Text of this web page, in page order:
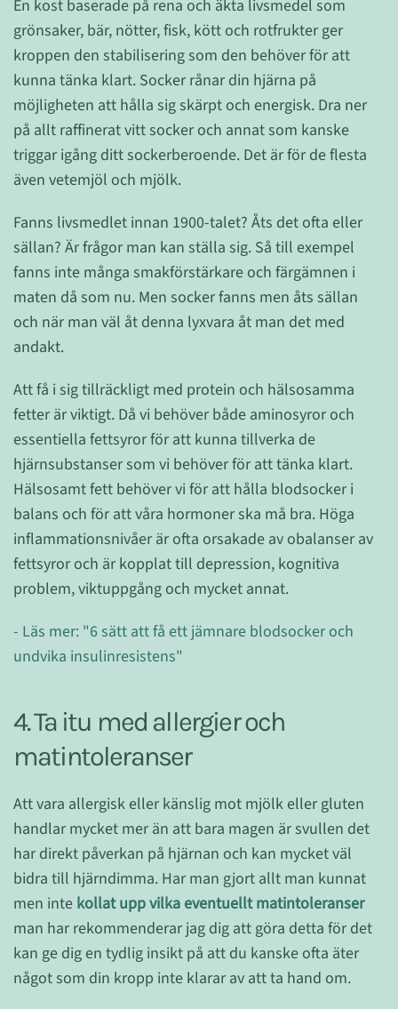
En kost baserade på rena och äkta livsmedel som
grönsaker, bär, nötter, fisk, kött och rotfrukter ger
kroppen den stabilisering som den behöver för att
kunna tänka klart. Socker rånar din hjärna på
möjligheten att hålla sig skärpt och energisk. Dra ner
på allt raffinerat vitt socker och annat som kanske
triggar igång ditt sockerberoende. Det är för de flesta
även vetemjöl och mjölk.
Fanns livsmedlet innan 1900-talet? Åts det ofta eller
sällan? Är frågor man kan ställa sig. Så till exempel
fanns inte många smakförstärkare och färgämnen i
maten då som nu. Men socker fanns men åts sällan
och när man väl åt denna lyxvara åt man det med
andakt.
Att få i sig tillräckligt med protein och hälsosamma
fetter är viktigt. Då vi behöver både aminosyror och
essentiella fettsyror för att kunna tillverka de
hjärnsubstanser som vi behöver för att tänka klart.
Hälsosamt fett behöver vi för att hålla blodsocker i
balans och för att våra hormoner ska må bra. Höga
inflammationsnivåer är ofta orsakade av obalanser av
fettsyror och är kopplat till depression, kognitiva
problem, viktuppgång och mycket annat.
- Läs mer: "6 sätt att få ett jämnare blodsocker och
undvika insulinresistens"
4. Ta itu med allergier och
matintoleranser
Att vara allergisk eller känslig mot mjölk eller gluten
handlar mycket mer än att bara magen är svullen det
har direkt påverkan på hjärnan och kan mycket väl
bidra till hjärndimma. Har man gjort allt man kunnat
men inte kollat upp vilka eventuellt matintoleranser
man har rekommenderar jag dig att göra detta för det
kan ge dig en tydlig insikt på att du kanske ofta äter
något som din kropp inte klarar av att ta hand om.